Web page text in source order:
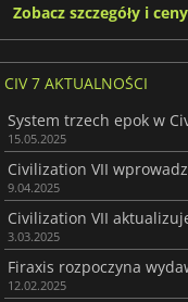
Zobacz szczegóły i
CIV 7 AKTUALNOŚCI
System trzech epok w
15.05.2025
9.04.2025
3.03.2025
12.02.2025